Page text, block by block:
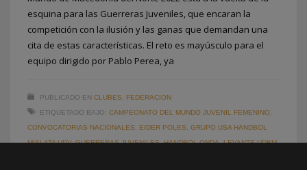
esquina para las Guerreras Juveniles, que encaran la
competición con la ilusión y las ganas que demandan una
cita de estas características. El reto es mayúsculo para el
equipo dirigido por Pablo Perea, ya
PUBLICADO EN CLUBES
FEDERACION
ETIQUETADO BAJO: CAMPEONATO DEL MUNDO JUVENIL FEMENINO
CONVOCATORIAS NACIONALES
EIDER POLES
GRUPO USA HANDBOL
MISLATA UPV,GUERRERAS JUVENILES,HANDBOL ONDA,LEVANTE UDBM